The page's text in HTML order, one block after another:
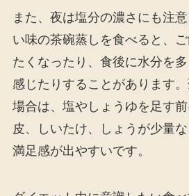
また、夜は塩分の濃さにも注
い味の茶碗蒸しを食べると、
たくなったり、食後に水分を
感じたりすることがあります
場合は、塩やしょうゆを足す
皮、しいたけ、しょうが少量
満足感が出やすいです。